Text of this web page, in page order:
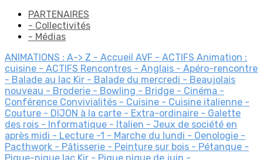
PARTENAIRES
- Collectivités
- Médias
ANIMATIONS : A-> Z - Accueil AVF - ACTIFS Animation :
cuisine - ACTIFS Rencontres - Anglais - Apéro-rencontre
- Balade au lac Kir - Balade du mercredi - Beaujolais
nouveau - Broderie - Bowling - Bridge - Cinéma -
Conférence Convivialités - Cuisine - Cuisine italienne -
Couture - DIJON à la carte - Extra-ordinaire - Galette
des rois - Informatique - Italien - Jeux de société en
après midi - Lecture -1 - Marche du lundi - Oenologie -
Pacthwork - Pâtisserie - Peinture sur bois - Pétanque -